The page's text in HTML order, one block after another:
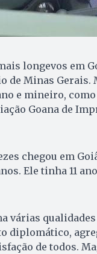
longevos em
de Minas Gerais.
e mineiro,
Goana de
chegou em
Ele tinha 11
várias
diplomático,
de todos.